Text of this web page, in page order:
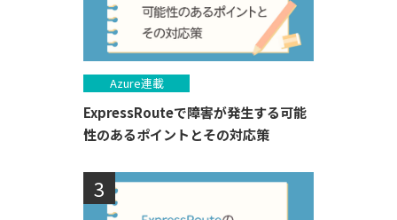
Azure連載
ExpressRouteで障害が発生する可能
性のあるポイントとその対応策